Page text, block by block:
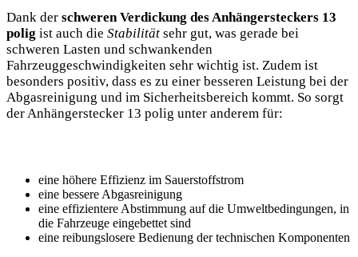
Dank der schweren Verdickung des Anhängersteckers 13
polig ist auch die Stabilität sehr gut, was gerade bei
schweren Lasten und schwankenden
Fahrzeuggeschwindigkeiten sehr wichtig ist. Zudem ist
besonders positiv, dass es zu einer besseren Leistung bei der
Abgasreinigung und im Sicherheitsbereich kommt. So sorgt
der Anhängerstecker 13 polig unter anderem für:
eine höhere Effizienz im Sauerstoffstrom
eine bessere Abgasreinigung
eine effizientere Abstimmung auf die Umweltbedingungen, in
die Fahrzeuge eingebettet sind
eine reibungslosere Bedienung der technischen Komponenten